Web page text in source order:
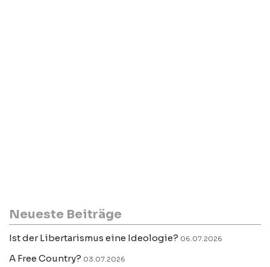
Neueste Beiträge
Ist der Libertarismus eine Ideologie? 06.07.2026
A Free Country? 03.07.2026